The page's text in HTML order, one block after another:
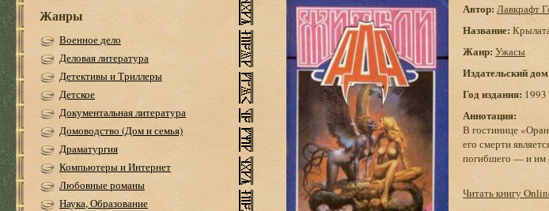
Жанры
Военное дело
Деловая литература
Детективы и Триллеры
Детское
Документальная литература
Домоводство (Дом и семья)
Драматургия
Компьютеры и Интернет
Любовные романы
Наука, Образование
Автор: Лавкрафт
Название:
Жанр: Ужасы
Издательский
Год издания: 1993
Аннотация:
В гостинице
его смерти
погибшего — и им
Читать книгу